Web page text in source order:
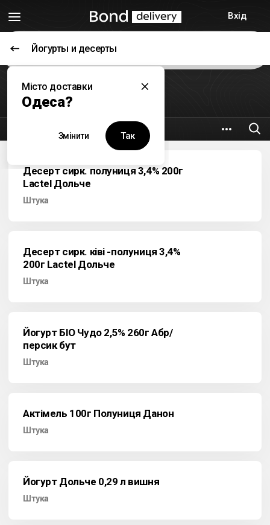
Місто доставки
Одеса?
Змінити Так
Вхід
Цей заклад наразі не працює
Гурман
7.6 км
Йогурты и десерты
Десерт сирк. полуниця 3,4% 200г
Lactel Дольче
Штука
Десерт сирк. ківі -полуниця 3,4%
200г Lactel Дольче
Штука
Йогурт БІО Чудо 2,5% 260г Абр/
персик бут
Штука
Актімель 100г Полуниця Данон
Штука
Йогурт Дольче 0,29 л вишня
Штука